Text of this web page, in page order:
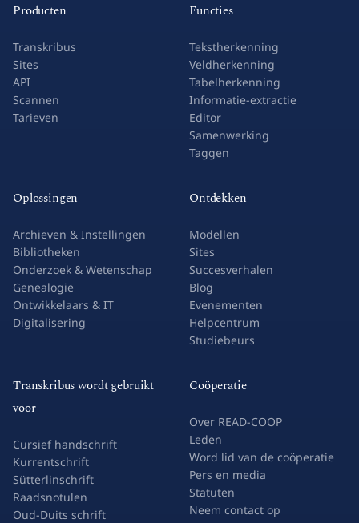
Producten
Transkribus
Sites
API
Scannen
Tarieven
Functies
Tekstherkenning
Veldherkenning
Tabelherkenning
Informatie-extractie
Editor
Samenwerking
Taggen
Oplossingen
Archieven & Instellingen
Bibliotheken
Onderzoek & Wetenschap
Genealogie
Ontwikkelaars & IT
Digitalisering
Ontdekken
Modellen
Sites
Succesverhalen
Blog
Evenementen
Helpcentrum
Studiebeurs
Transkribus wordt gebruikt
voor
Cursief handschrift
Kurrentschrift
Sütterlinschrift
Raadsnotulen
Oud-Duits schrift
Coöperatie
Over READ-COOP
Leden
Word lid van de coöperatie
Pers en media
Statuten
Neem contact op